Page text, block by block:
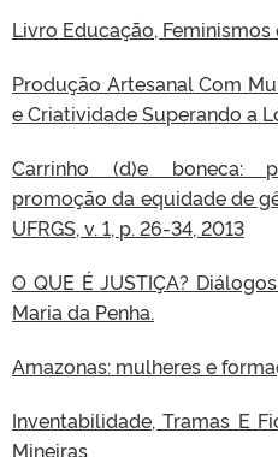
Livro Educação, Feminismos
Produção Artesanal Com
e Criatividade Superando a
Carrinho (d)e boneca:
promoção da equidade de
UFRGS, v. 1, p. 26-34, 2013
O QUE É JUSTIÇA?
Maria da Penha.
Amazonas: mulheres e
Inventabilidade, Tramas E
Mineiras